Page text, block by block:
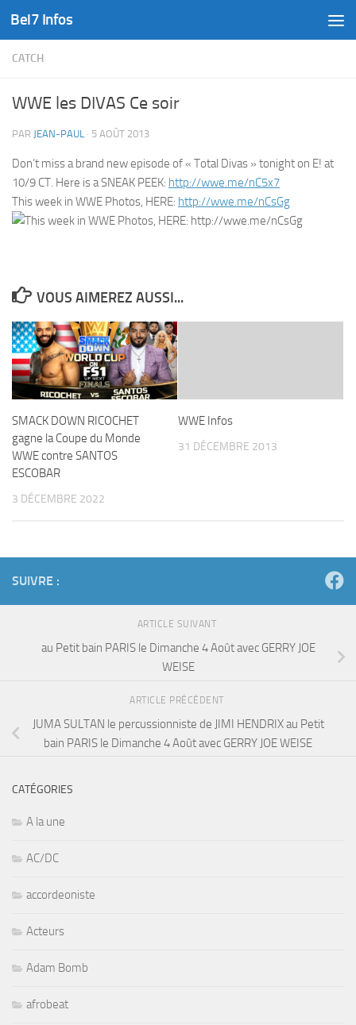
Skip to content
Bel7 Infos
CATCH
WWE les DIVAS Ce soir
PAR JEAN-PAUL · 5 AOÛT 2013
Don’t miss a brand new episode of « Total Divas » tonight on E! at
10/9 CT. Here is a SNEAK PEEK: http://wwe.me/nC5x7
This week in WWE Photos, HERE: http://wwe.me/nCsGg
VOUS AIMEREZ AUSSI...
SMACK DOWN RICOCHET
gagne la Coupe du Monde
WWE contre SANTOS
ESCOBAR
3 DÉCEMBRE 2022
WWE Infos
31 DÉCEMBRE 2013
SUIVRE :
ARTICLE SUIVANT
au Petit bain PARIS le Dimanche 4 Août avec GERRY JOE
WEISE
ARTICLE PRÉCÉDENT
JUMA SULTAN le percussionniste de JIMI HENDRIX au Petit
bain PARIS le Dimanche 4 Août avec GERRY JOE WEISE
CATÉGORIES
A la une
AC/DC
accordeoniste
Acteurs
Adam Bomb
afrobeat